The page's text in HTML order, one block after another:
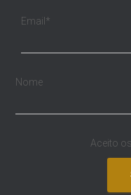
Email*
Nome
Aceito